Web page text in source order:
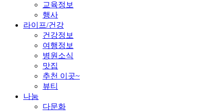
교육정보
행사
라이프/건강
건강정보
여행정보
병원소식
맛집
추천 이곳~
뷰티
나눔
다문화